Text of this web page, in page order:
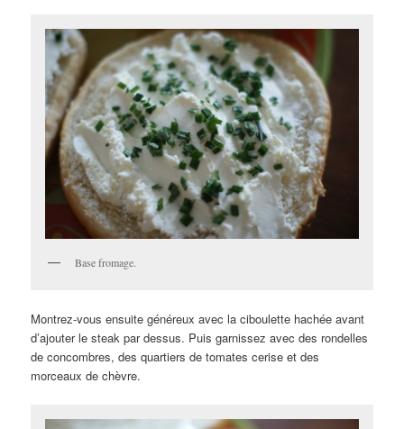
Base fromage.
Montrez-vous ensuite généreux avec la ciboulette hachée avant
d’ajouter le steak par dessus. Puis garnissez avec des rondelles
de concombres, des quartiers de tomates cerise et des
morceaux de chèvre.